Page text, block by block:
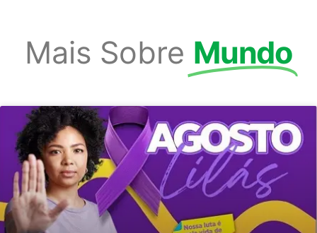
Mais Sobre Mundo